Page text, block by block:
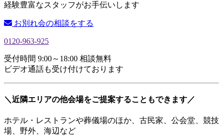
経験豊富なスタッフがお手伝いします
お別れ会の相談をする
0120-963-925
受付時間 9:00～18:00 相談無料
ビデオ通話も受け付けております
＼近隣エリアの他会場をご提案することもできます／
ホテル・レストランや葬儀場のほか、古民家、公会堂、競技
場、野外、海辺など